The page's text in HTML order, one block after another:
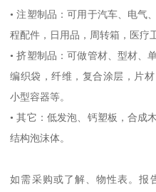
•注塑制品：可用于汽车、电气
程配件，日用品，周转箱，医疗
•挤塑制品：可做管材、型材、
编织袋，纤维，复合涂层，片
小型容器等。
•其它：低发泡、钙塑板，合成
结构泡沫体。
如需采购或了解、物性表。报